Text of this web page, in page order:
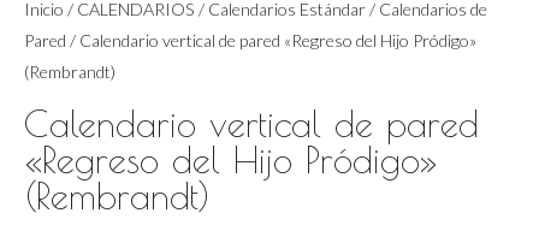
Inicio / CALENDARIOS / Calendarios Estándar/ Calendarios de
Pared / Calendario vertical de pared «Regreso del Hijo Pródigo»
(Rembrandt)
Calendario vertical de pared
«Regreso del Hijo Pródigo»
(Rembrandt)